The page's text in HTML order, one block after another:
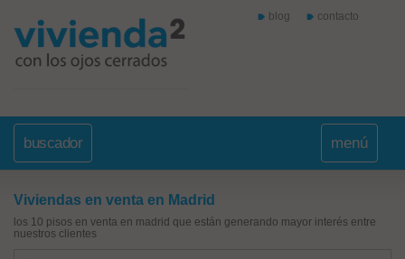
blog contacto
buscador menú
Viviendas en venta en Madrid
los 10 pisos en venta en madrid que están generando mayor interés entre
nuestros clientes